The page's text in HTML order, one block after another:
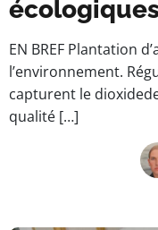
EN BREF Plantation
l’environnement.
capturent le
qualité […]